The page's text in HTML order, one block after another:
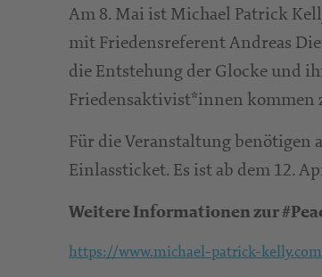
Am 8. Mai ist Michael Patrick
mit Friedensreferent Andreas
die Entstehung der Glocke und
Friedensaktivist*innen kommen
Für die Veranstaltung benötigen
Einlassticket. Es ist ab dem 12.
Weitere Informationen zur
https://www.michael-patrick-